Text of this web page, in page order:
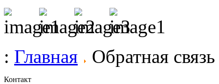
: Главная Обратная связь
Контакт